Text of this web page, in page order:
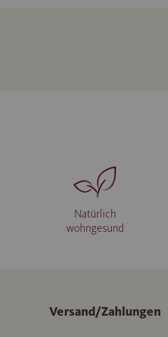
Natürlich
wohngesund
Versand/Zahlungen